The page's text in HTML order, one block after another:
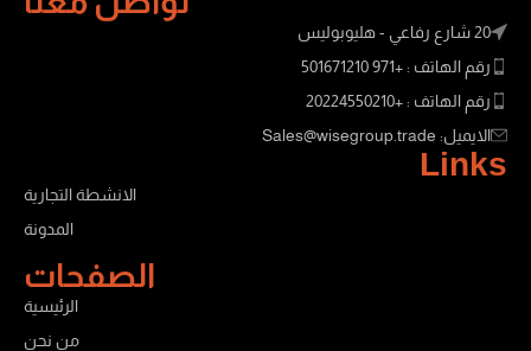
20 شارع رفاعي - هليوبوليس
رقم الهاتف : +971 501671210
رقم الهاتف : +20224550210
الايميل: Sales@wisegroup.trade
Links
الانشطة التجارية
المدونة
الصفحات
الرئيسية
من نحن